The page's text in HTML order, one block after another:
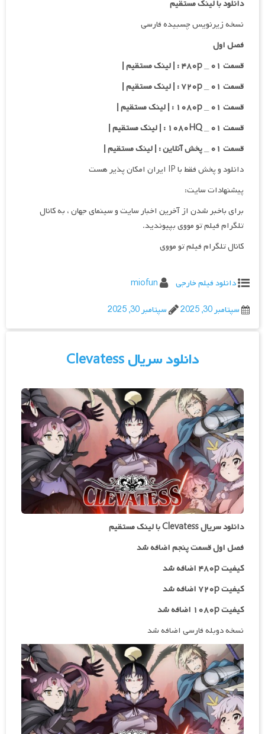
دانلود با لینک مستقیم
نسخه زیرنویس چسبیده فارسی
فصل اول
قسمت ۰۱ _ ۴۸۰p : | لینک مستقیم |
قسمت ۰۱ _ ۷۲۰p : | لینک مستقیم |
قسمت ۰۱ _ ۱۰۸۰p : | لینک مستقیم |
قسمت ۰۱ _ ۱۰۸۰HQ : | لینک مستقیم |
قسمت ۰۱ _ پخش آنلاین : | لینک مستقیم |
دانلود و پخش فقط با IP ایران امکان پذیر هست
پیشنهادات سایت:
برای باخبر شدن از آخرین اخبار سایت و سینمای جهان ، به کانال
تلگرام فیلم تو مووی بپیوندید.
کانال تلگرام فیلم تو مووی
دانلود فیلم خارجی
miofun
سپتامبر 30, 2025
سپتامبر 30, 2025
دانلود سریال Clevatess
دانلود سریال Clevatess با لینک مستقیم
فصل اول قسمت پنجم اضافه شد
کیفیت ۴۸۰p اضافه شد
کیفیت ۷۲۰p
اضافه شد
کیفیت ۱۰۸۰p اضافه شد
نسخه دوبله فارسی اضافه شد